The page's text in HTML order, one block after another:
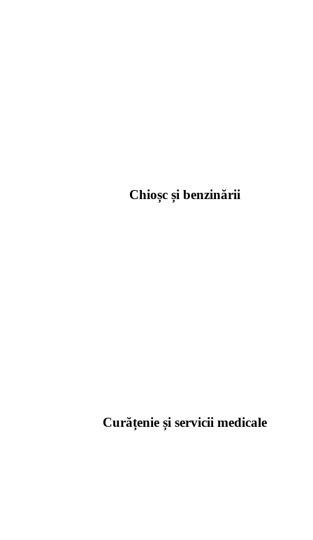
Chioșc și benzinării
Curățenie și servicii medicale